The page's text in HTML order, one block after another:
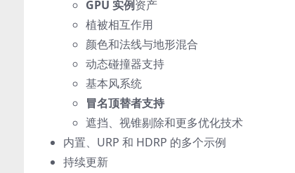
GPU 实例资产
植被相互作用
颜色和法线与地形混合
动态碰撞器支持
基本风系统
冒名顶替者支持
遮挡、视锥剔除和更多优化技术
内置、URP 和 HDRP 的多个示例
持续更新